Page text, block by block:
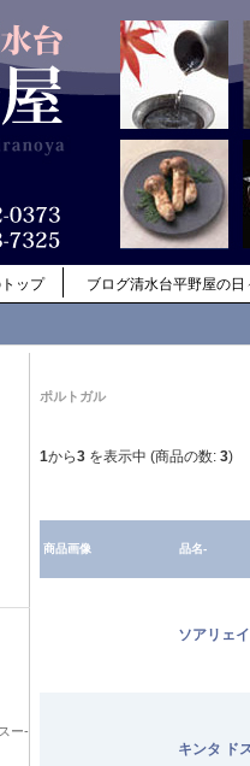
ップ ブログ清水台平野屋の日
ー-
ポルトガル
1から3 を表示中 (商品の数: 3)
商品画像 品名-
ソアリェ
キンタ ド